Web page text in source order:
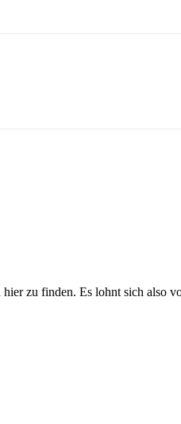
zu finden. Es lohnt sich also